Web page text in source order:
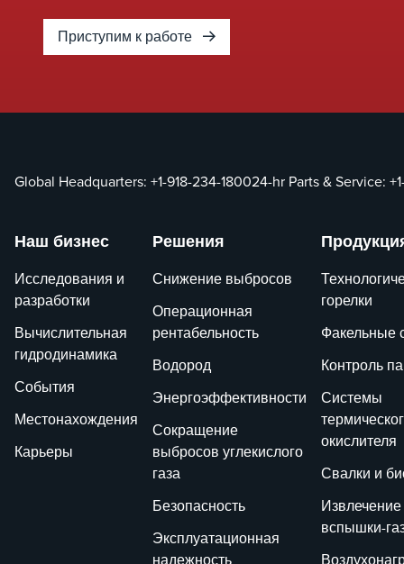
Приступим к работе
Global Headquarters: +1-918-234-180024-hr Parts & Service:
Наш бизнес
Исследования и
разработки
Вычислительная
гидродинамика
События
Местонахождения
Карьеры
Решения
Снижение выбросов
Операционная
рентабельность
Водород
Энергоэффективности
Сокращение
выбросов углекислого
газа
Безопасность
Эксплуатационная
горелки
Факельные
Контроль
Системы
окислителя
Свалки и
Извлечение
вспышки-